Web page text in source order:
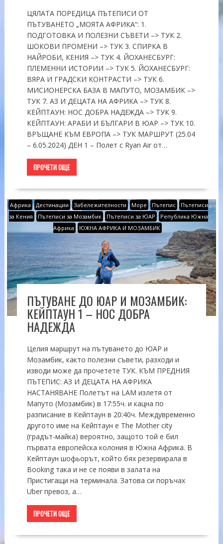
ЦЯЛАТА ПОРЕДИЦА ПЪТЕПИСИ ОТ
ПЪТУВАНЕТО „МОЯТА АФРИКА“: 1.
ПОДГОТОВКА И ПОЛЕЗНИ СЪВЕТИ –> ТУК 2.
ШОКОВИ ПРОМЕНИ –> ТУК 3. СПИРКА В
НАЙРОБИ, КЕНИЯ –> ТУК 4. ЙОХАНЕСБУРГ:
ПЛЕМЕННИ ИСТОРИИ –> ТУК 5. ЙОХАНЕСБУРГ:
ВЯРА И ГРАДСКИ КОНТРАСТИ –> ТУК 6.
МИСИОНЕРСКА БАЗА В МАПУТО, МОЗАМБИК –>
ТУК 7. АЗ И ДЕЦАТА НА АФРИКА –> ТУК 8.
КЕЙПТАУН: НОС ДОБРА НАДЕЖДА –> ТУК 9.
КЕЙПТАУН: АРАБИ И БЪЛГАРИ В ЮАР –> ТУК 10.
ВРЪЩАНЕ КЪМ ЕВРОПА –> ТУК МАРШРУТ (25.04
– 6.05.2024) ДЕН 1 – Полет с Ryan Air от…
ПРОЧЕТИ ОЩЕ
Африка Дестинации Забележителности Море Пътепис
Пътеписи
за Кения
Пътеписи за Мозамбик Пътеписи за ЮАР
Република Южна
Африка
ЮЖНА АФРИКА И МОЗАМБИК
ПЪТУВАНЕ ДО ЮАР И МОЗАМБИК:
КЕЙПТАУН 1 – НОС ДОБРА
НАДЕЖДА
Целия маршрут на пътуването до ЮАР и
Мозамбик, както полезни съвети, разходи и
изводи може да прочетете ТУК. КЪМ ПРЕДНИЯ
ПЪТЕПИС: АЗ И ДЕЦАТА НА АФРИКА
НАСТАНЯВАНЕ Полетът на LAM излетя от
Мапуто (Мозамбик) в 17:55ч. и кацна по
разписание в Кейптаун в 20:40ч. Междувременно
другото име на Кейптаун е The Mother city
(градът-майка) вероятно, защото той е бил
първата европейска колония в Южна Африка. В
Кейптаун шофьорът, който бях резервирала в
Booking така и не се появи в залата на
Пристигащи на терминала. Затова си поръчах
Uber превоз, а…
ПРОЧЕТИ ОЩЕ